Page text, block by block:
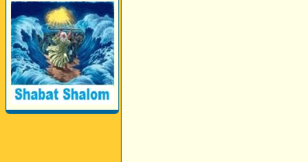
Perwerde ya Zimanê
Kurdî û Îngîlîzî